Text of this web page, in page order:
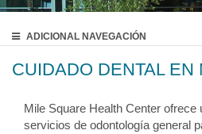
ADICIONAL NAVEGACIÓN
CUIDADO DENTAL EN
Mile Square Health Center ofrece
servicios de odontología general